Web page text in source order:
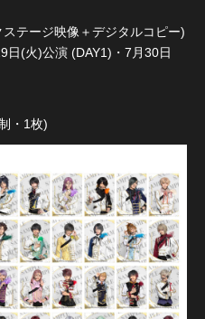
テージ映像＋デジタルコピー)
(火)公演 (DAY1)・7月30日
・1枚)